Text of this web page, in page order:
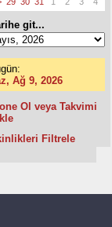
git...
Ağ 9, 2026
Ol veya Takvimi
Filtrele